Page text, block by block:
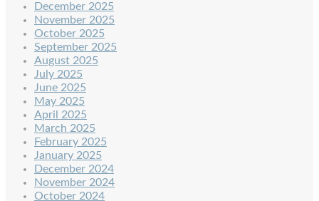
December 2025
November 2025
October 2025
September 2025
August 2025
July 2025
June 2025
May 2025
April 2025
March 2025
February 2025
January 2025
December 2024
November 2024
October 2024